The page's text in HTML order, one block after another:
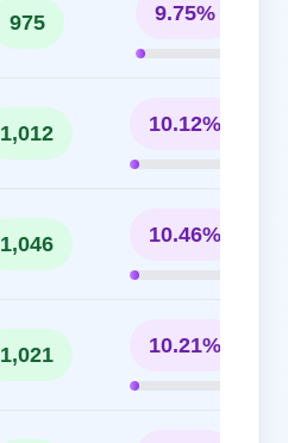
975 9.75%
1,012 10.12%
1,046 10.46%
1,021 10.21%